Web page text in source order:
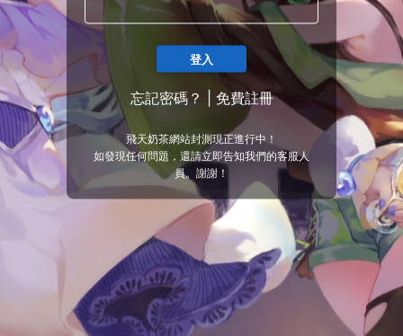
登入
忘記密碼？ 免費註冊
飛天奶茶網站封測現正進行中！
如發現任何問題，還請立即告知我們的客服人
員。謝謝！